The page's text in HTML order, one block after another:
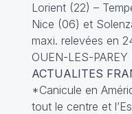
Lorient (22) –
Nice (06) et
maxi. relevées en
OUEN-LES-PAREY
ACTUALITES
*Canicule en
tout le centre et